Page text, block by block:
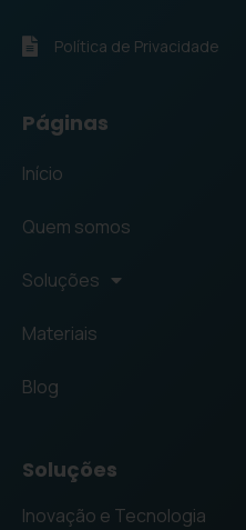
Política de Privacidade
Páginas
Início
Quem somos
Soluções
Materiais
Blog
Soluções
Inovação e Tecnologia